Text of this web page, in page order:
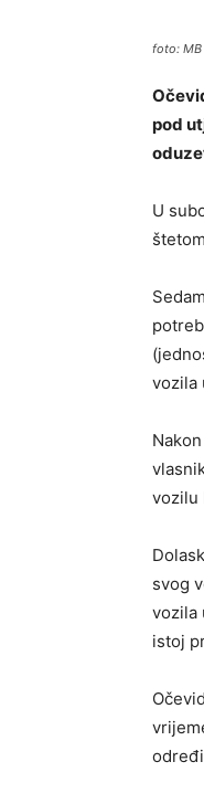
foto:
pod
U
vozila
vozilu
svog
vozila
istoj